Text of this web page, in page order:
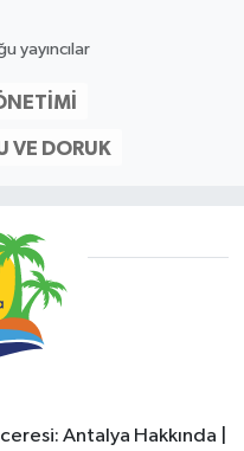
yayıncılar
VE DORUK
Antalya Hakkında |